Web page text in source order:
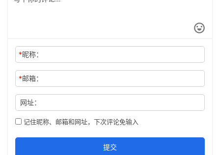
*昵称：
*邮箱：
网址：
记住昵称、邮箱和网址，下次评论免输入
提交